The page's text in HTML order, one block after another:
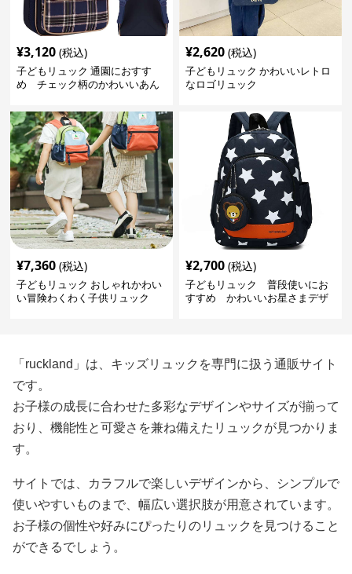
¥3,120 (税込)
子どもリュック 通園におすす
め チェック柄のかわいいあん
¥2,620 (税込)
子どもリュック かわいいレトロ
なロゴリュック
¥7,360 (税込)
子どもリュック おしゃれかわい
い冒険わくわく子供リュック
¥2,700 (税込)
子どもリュック 普段使いにお
すすめ かわいいお星さまデザ
「ruckland」は、キッズリュックを専門に扱う通販サイト
です。
お子様の成長に合わせた多彩なデザインやサイズが揃って
おり、機能性と可愛さを兼ね備えたリュックが見つかりま
す。
サイトでは、カラフルで楽しいデザインから、シンプルで
使いやすいものまで、幅広い選択肢が用意されています。
お子様の個性や好みにぴったりのリュックを見つけること
ができるでしょう。